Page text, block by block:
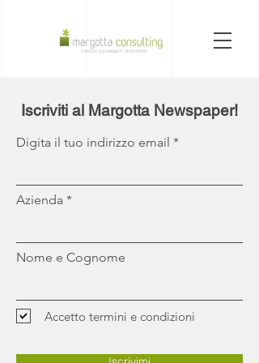
Iscriviti al Margotta Newspaper!
Digita il tuo indirizzo email
Azienda
Nome e Cognome
Accetto termini e condizioni